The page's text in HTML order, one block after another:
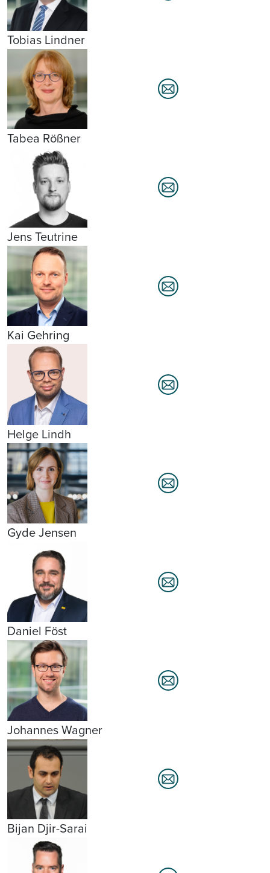
Tobias Lindner
Tabea Rößner
Jens Teutrine
Kai Gehring
Helge Lindh
Gyde Jensen
Daniel Föst
Johannes Wagner
Bijan Djir-Sarai